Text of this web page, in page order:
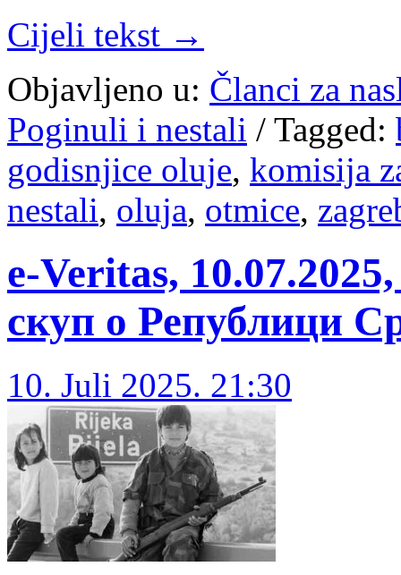
Cijeli tekst →
Objavljeno u: Članci za
Poginuli i nestali / Tagged:
godisnjice oluje, komisija
nestali, oluja, otmice,
e-Veritas,
скуп о Републици
10. Juli 2025. 21:30